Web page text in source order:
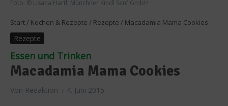
Foto: © Lisana Hartl. Münchner Kindl Senf GmbH
Start / Kochen & Rezepte / Rezepte / Macadamia Mama Cookies
Rezepte
Essen und Trinken
Macadamia Mama Cookies
Von Redaktion 4. Juni 2015